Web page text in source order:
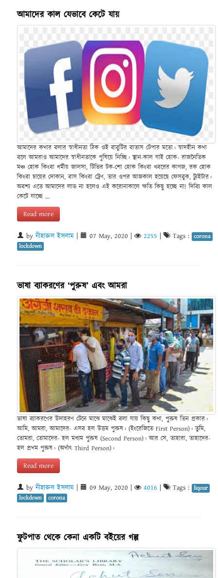
আমাদের কাল যেভাবে কেটে যায়
আমাদের কথার বলার স্বাধীনতা ঠিক ওই বাবুটির বাতাস টেপার মতো। স্বাদহীন কথা
বলে আমরাও আমাদের স্বাধীনতাকে পুষিয়ে নিচ্ছি। স্থান-কাল যাই হোক- রাজনৈতিক
মঞ্চ হোক কিংবা ধর্মীয় জালসা, টিভির টক-শো হোক কিংবা খবরের কাগজ, রক হোক
কিংবা চায়ের দোকান, বাস কিংবা ট্রেণ, তার ওপর আজকাল হয়েছে ফেস্‌বুক, ট্যুইটার।
অবশ্য এতে আমাদের লাভ না হলেও এই করোনাকালে ক্ষতি কিছু হচ্ছে না! দিব্যি কাল
কেটে যাচ্ছে ...
Read more
byনীহারুল ইসলাম 07 May, 2020 2255 Tags : corona
lockdown
ভাষা ব্যাকরণের ‘পুরুষ’ এবং আমরা
ভাষা ব্যাকরণের উদাহরণ টেনে মাঝে মাঝেই বলা যায় কিছু কথা, পুরুষ তিন প্রকার।
আমি, আমরা, আমাদের- এসব হল উত্তম পুরুষ। (ইংরেজিতে First Person)। তুমি,
তোমরা, তোমাদের- হল মধ্যম পুরুষ (Second Person)। আর সে, তাহারা, তাহাদের-
হল প্রথম পুরুষ। (অর্থাৎ Third Person)।
Read more
byনীহারুল ইসলাম 09 May, 2020 4016 Tags : liqour
lockdown
corona
ফুটপাত থেকে কেনা একটি বইয়ের গল্প